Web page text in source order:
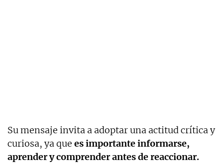
Su mensaje invita a adoptar una actitud crítica y
curiosa, ya que es importante informarse,
aprender y comprender antes de reaccionar.